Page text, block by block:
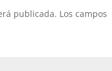
publicada. Los campos